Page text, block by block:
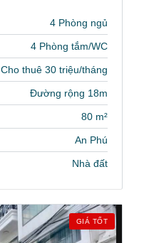
4 Phòng ngủ
4 Phòng tắm/WC
Cho thuê 30 triệu/tháng
Đường rộng 18m
80 m²
An Phú
Nhà đất
GIÁ TỐT